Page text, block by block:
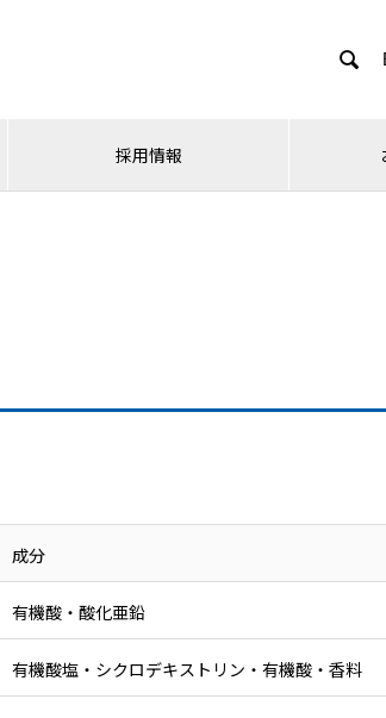

採用情報
成分
有機酸・酸化亜鉛
有機酸塩・シクロデキストリン・有機酸・香料